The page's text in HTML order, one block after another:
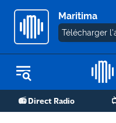
Maritima
Télécharger
📻 Direct Radio
REPLAY RADIO
REPLAY TV